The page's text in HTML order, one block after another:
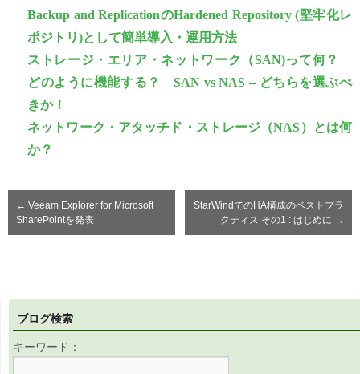
Backup and ReplicationのHardened Repository (堅牢化レ
ポジトリ)として簡単導入・運用方法
ストレージ・エリア・ネットワーク（SAN)って何？
どのように機能する？ SAN vs NAS – どちらを選ぶべ
きか！
ネットワーク・アタッチド・ストレージ（NAS）とは何
か？
← Veeam Explorer for Microsoft
SharePointを発表
StarWindでのHA構成のベストプラ
クティス その1 : はじめに →
ブログ検索
キーワード：